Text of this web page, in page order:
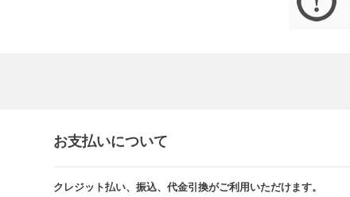
お支払いについて
クレジット払い、振込、代金引換がご利用いただけます。​​